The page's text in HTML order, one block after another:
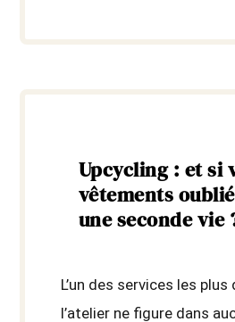
Upcycling : et si
vêtements
une seconde vie
L’un des services les
l’atelier ne figure dans